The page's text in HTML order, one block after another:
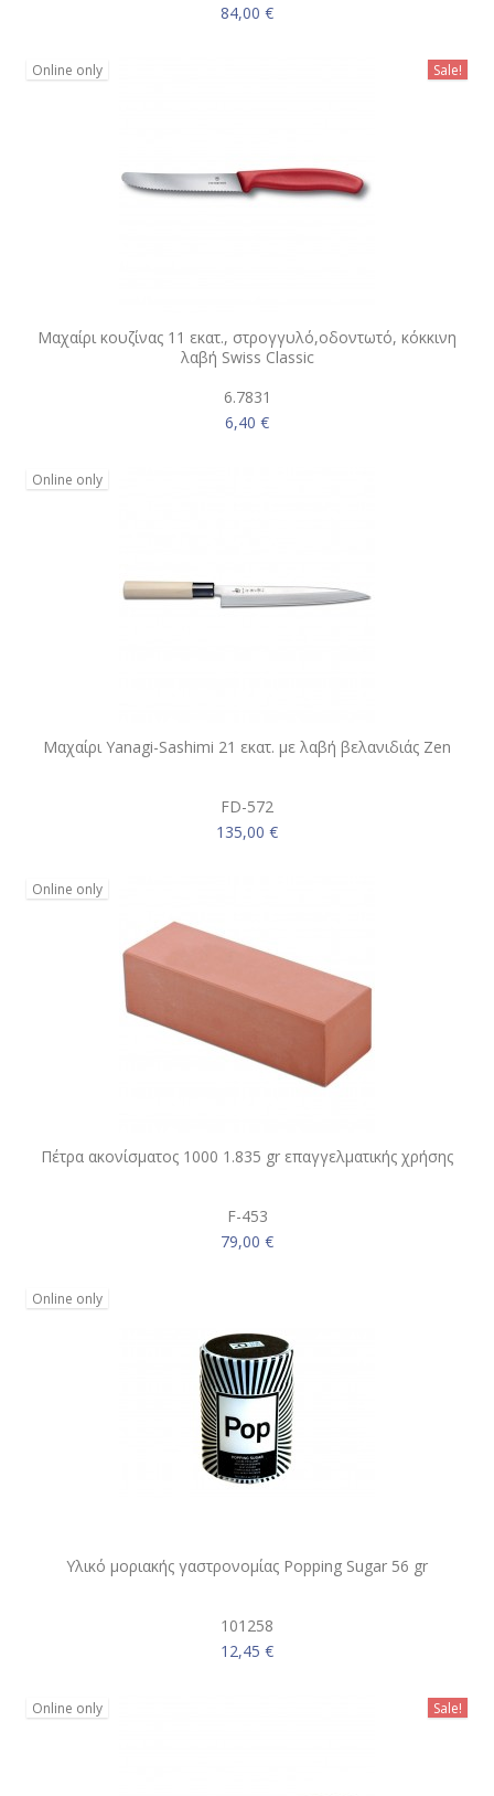
84,00 €
Online only Sale!
Μαχαίρι κουζίνας 11 εκατ., στρογγυλό,οδοντωτό, κόκκινη
λαβή Swiss Classic
6.7831
6,40 €
Online only
Μαχαίρι Yanagi-Sashimi 21 εκατ. με λαβή βελανιδιάς Zen
FD-572
135,00 €
Online only
Πέτρα ακονίσματος 1000 1.835 gr επαγγελματικής χρήσης
F-453
79,00 €
Online only
Υλικό μοριακής γαστρονομίας Popping Sugar 56 gr
101258
12,45 €
Online only Sale!